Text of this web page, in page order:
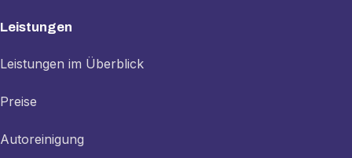
Leistungen
Leistungen im Überblick
Preise
Autoreinigung